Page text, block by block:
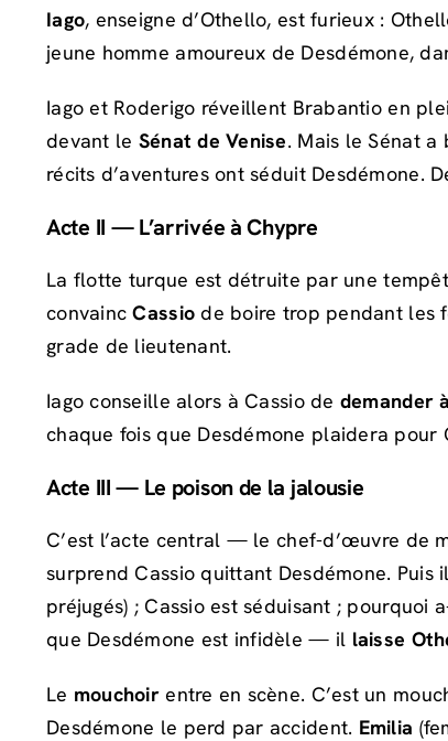
Iago, enseigne d’Othello, est furieux :
jeune homme amoureux de Desdémone,
Iago et Roderigo réveillent Brabantio en
devant le Sénat de Venise. Mais le Sénat a
récits d’aventures ont séduit Desdémone.
Acte II — L’arrivée à Chypre
La flotte turque est détruite par une
convaincCassio de boire trop pendant les
grade de lieutenant.
Iago conseille alors à Cassio de demander
chaque fois que Desdémone plaidera
Acte III — Le poison de la jalousie
C’est l’acte central — le chef-d’œuvre de
surprend Cassio quittant Desdémone.
préjugés) ; Cassio est séduisant ;
que Desdémone est infidèle — il laisse
Le mouchoirentre en scène. C’est un
Desdémone le perd par accident. Emilia